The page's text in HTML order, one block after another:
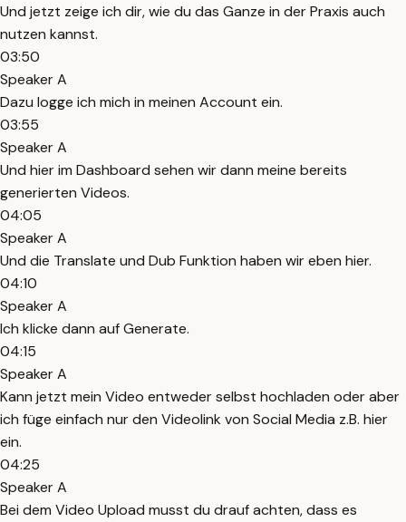
Und jetzt zeige ich dir, wie du das Ganze in der Praxis auch
nutzen kannst.
03:50
Speaker A
Dazu logge ich mich in meinen Account ein.
03:55
Speaker A
Und hier im Dashboard sehen wir dann meine bereits
generierten Videos.
04:05
Speaker A
Und die Translate und Dub Funktion haben wir eben hier.
04:10
Speaker A
Ich klicke dann auf Generate.
04:15
Speaker A
Kann jetzt mein Video entweder selbst hochladen oder aber
ich füge einfach nur den Videolink von Social Media z.B. hier
ein.
04:25
Speaker A
Bei dem Video Upload musst du drauf achten, dass es